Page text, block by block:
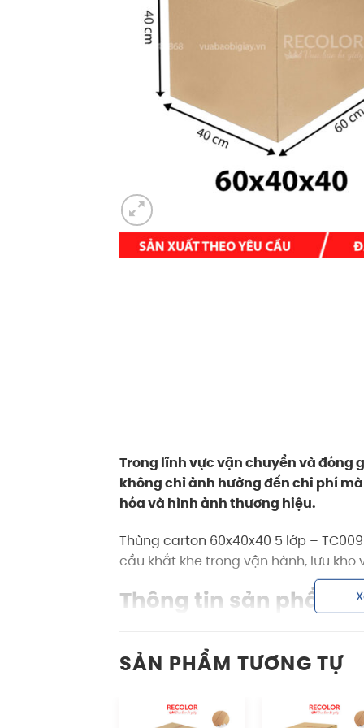
Trong lĩnh vực vận chuyển và đóng
không chỉ ảnh hưởng đến chi phí
hóa và hình ảnh thương hiệu.
Thùng carton 60x40x40 5 lớp –
cầu khắt khe trong vận hành, lưu kho
Thông tin sản phẩm
Sản phẩm sở hữu hình dáng tiêu
nghiệp.
SẢN PHẨM TƯƠNG TỰ